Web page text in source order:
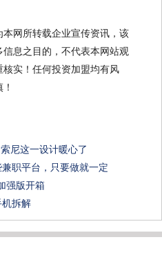
本网所转载企业宣传资讯，该
息之目的，不代表本网站观
实！任何投资加盟均有风
尼这一设计暖心了
职平台，只要做就一定
强版开箱
机拆解